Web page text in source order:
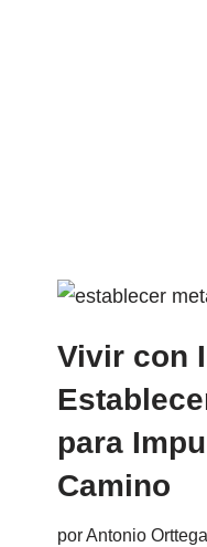
Vivir con
para
Camino
porAntonio